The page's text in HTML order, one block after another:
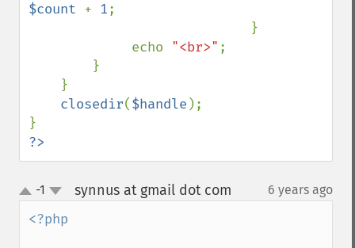
$count + 1;
             echo
"<br>" ;
closedir($handle );
?>
up
down
-1 synnus at gmail dot com 6 years ago
<?php